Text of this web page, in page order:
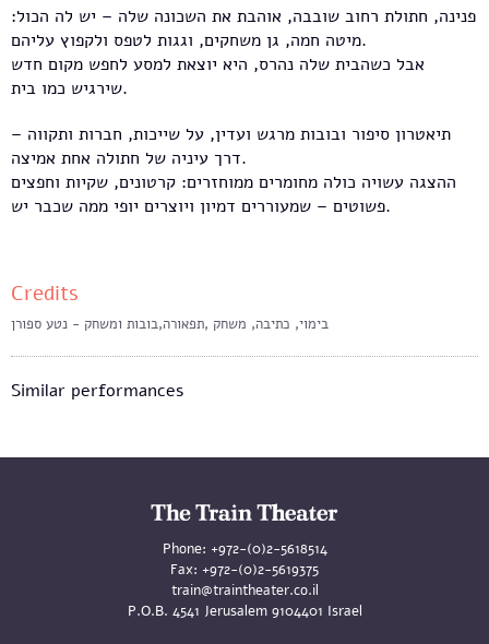
פנינה, חתולת רחוב שובבה, אוהבת את השכונה שלה – יש לה הכול:
מיטה חמה, גן משחקים, וגגות לטפס ולקפוץ עליהם.
אבל כשהבית שלה נהרס, היא יוצאת למסע לחפש מקום חדש
שירגיש כמו בית.
תיאטרון סיפור ובובות מרגש ועדין, על שייכות, חברות ותקווה –
דרך עיניה של חתולה אחת אמיצה.
ההצגה עשויה כולה מחומרים ממוחזרים: קרטונים, שקיות וחפצים
פשוטים – שמעוררים דמיון ויוצרים יופי ממה שכבר יש.
Credits
בימוי, כתיבה, משחק ,תפאורה,בובות ומשחק - נטע ספורן
Similar performances
Phone: +972-(0)2-5618514
Fax: +972-(0)2-5619375
train@traintheater.co.il
P.O.B. 4541 Jerusalem 9104401 Israel